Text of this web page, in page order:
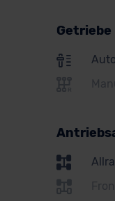
Getriebe